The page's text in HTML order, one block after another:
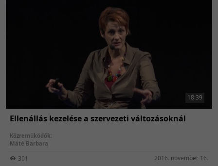
18:39
Ellenállás kezelése a szervezeti változásoknál
Közreműködők:
Máté Barbara
301 2016. november 16.